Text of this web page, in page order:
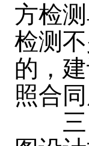
方检
检测
的，
照合
三、